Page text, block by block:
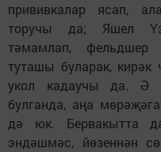
прививкалар ясап,
торучы да; Яшел
тәмамлап, фельдшер
туташы буларак, кирәк
укол кадаучы да. Ә
булганда, аңа
дә юк. Бервакытта
эндәшмәс, йөзеннән